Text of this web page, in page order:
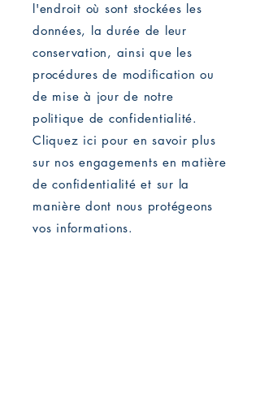
l'endroit où sont stockées les
données, la durée de leur
conservation, ainsi que les
procédures de modification ou
de mise à jour de notre
politique de confidentialité.
Cliquez ici pour en savoir plus
sur nos engagements en matière
de confidentialité et sur la
manière dont nous protégeons
vos informations.